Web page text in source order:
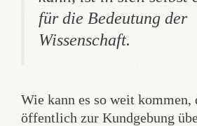
für die Bedeutung der
Wissenschaft.
Wie kann es so weit kommen,
öffentlich zur Kundgebung